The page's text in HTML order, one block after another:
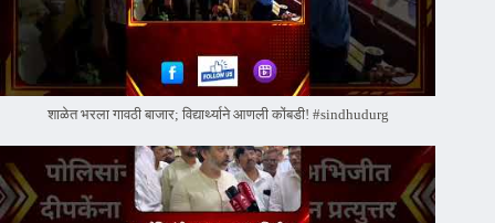
शाळेत भरला गावठी बाजार; विद्यार्थ्याने आणली कोंबडी! #sindhudurg